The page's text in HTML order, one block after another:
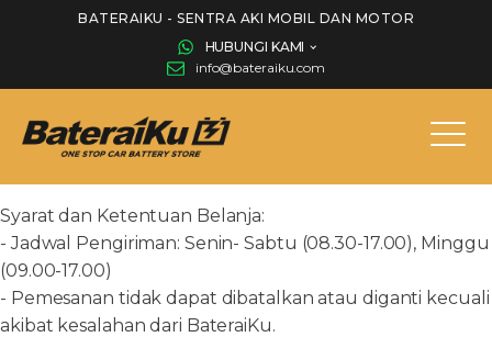
BATERAIKU - SENTRA AKI MOBIL DAN MOTOR
HUBUNGI KAMI
info@bateraiku.com
Syarat dan Ketentuan Belanja:
- Jadwal Pengiriman: Senin- Sabtu (08.30-17.00), Minggu
(09.00-17.00)
- Pemesanan tidak dapat dibatalkan atau diganti kecuali
akibat kesalahan dari BateraiKu.